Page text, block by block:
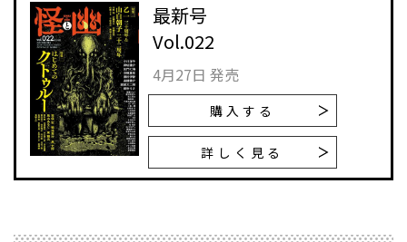
最新号
Vol.022
4月27日 発売
購入する
詳しく見る